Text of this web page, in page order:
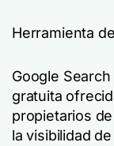
Herramienta
Google
gratuita
propietarios
la visibilidad